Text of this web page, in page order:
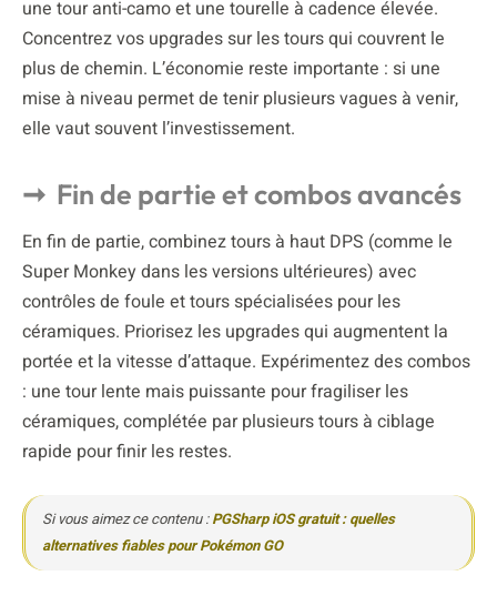
une tour anti-camo et une tourelle à cadence élevée.
Concentrez vos upgrades sur les tours qui couvrent le
plus de chemin. L’économie reste importante : si une
mise à niveau permet de tenir plusieurs vagues à venir,
elle vaut souvent l’investissement.
Fin de partie et combos avancés
En fin de partie, combinez tours à haut DPS (comme le
Super Monkey dans les versions ultérieures) avec
contrôles de foule et tours spécialisées pour les
céramiques. Priorisez les upgrades qui augmentent la
portée et la vitesse d’attaque. Expérimentez des combos
: une tour lente mais puissante pour fragiliser les
céramiques, complétée par plusieurs tours à ciblage
rapide pour finir les restes.
Si vous aimez ce contenu :PGSharp iOS gratuit : quelles
alternatives fiables pour Pokémon GO